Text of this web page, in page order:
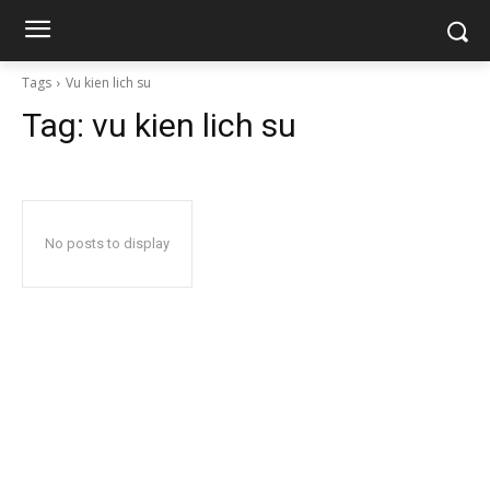
Tags Vu kien lich su
Tag: vu kien lich su
No posts to display